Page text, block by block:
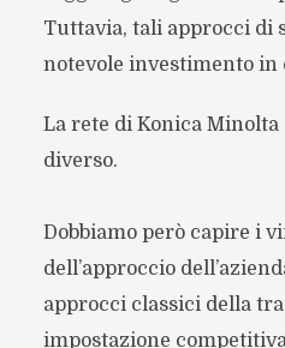
Tuttavia, tali approcci di
notevole investimento in
La rete di Konica Minolta
diverso.
Dobbiamo però capire i
dell’approccio
approcci classici della
impostazione